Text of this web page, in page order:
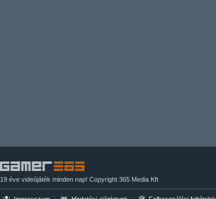
19 éve videójáték minden nap! Copyright 365 Media Kft